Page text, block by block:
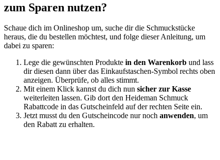
zum Sparen nutzen?
Schaue dich im Onlineshop um, suche dir die Schmuckstücke
heraus, die du bestellen möchtest, und folge dieser Anleitung, um
dabei zu sparen:
Lege die gewünschten Produkte in den Warenkorb und lass
dir diesen dann über das Einkaufstaschen-Symbol rechts oben
anzeigen. Überprüfe, ob alles stimmt.
Mit einem Klick kannst du dich nun sicher zur Kasse
weiterleiten lassen. Gib dort den Heideman Schmuck
Rabattcode in das Gutscheinfeld auf der rechten Seite ein.
Jetzt musst du den Gutscheincode nur noch anwenden, um
den Rabatt zu erhalten.